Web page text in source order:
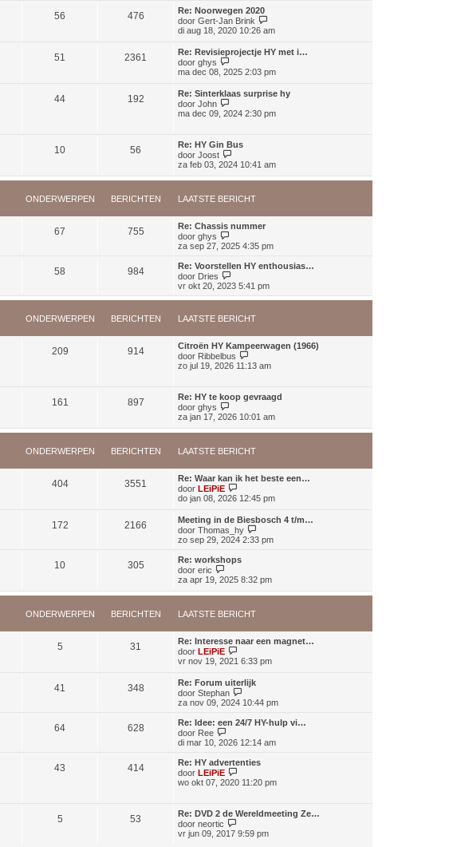
i
c
h
e
b
e
i
h
t
i
j
k
l
a
s
e
e
t
56 476
Re: Noorwegen 2020
door Gert-Jan Brink
e
i
j
l
a
s
r
c
di aug 18, 2020 10:26 am
51 2361
Re: Revisieprojectje HY met i…
door ghys
e
j
k
l
t
s
t
e
e
r
c
t
ma dec 08, 2025 2:03 pm
44 192
Re: Sinterklaas surprise hy
door John
e
j
k
l
a
a
s
e
b
r
c
t
ma dec 09, 2024 2:30 pm
10 56
Re: HY Gin Bus
door Joost
e
i
k
a
s
e
e
r
c
t
za feb 03, 2024 10:41 am
ONDERWERPEN BERICHTEN LAATSTE BERICHT
67 755
Re: Chassis nummer
door ghys
e
i
k
l
a
t
e
b
e
c
t
za sep 27, 2025 4:35 pm
58 984
Re: Voorstellen HY enthousias…
door Dries
e
i
k
a
t
s
b
r
i
h
t
vr okt 20, 2023 5:41 pm
ONDERWERPEN BERICHTEN LAATSTE BERICHT
209 914
Citroën HY Kampeerwagen (1966)
door Ribbelbus
e
k
a
a
s
e
b
r
c
h
t
zo jul 19, 2026 11:13 am
161 897
Re: HY te koop gevraagd
door ghys
e
i
k
a
t
s
e
b
e
i
h
za jan 17, 2026 10:01 am
ONDERWERPEN BERICHTEN LAATSTE BERICHT
404 3551
Re: Waar kan ik het beste een…
door LEiPiE
e
i
j
k
l
a
s
t
b
r
i
h
do jan 08, 2026 12:45 pm
172 2166
Meeting in de Biesbosch 4 t/m…
door Thomas_hy
e
k
k
a
t
e
e
h
zo sep 29, 2024 2:33 pm
10 305
Re: workshops
door eric
e
i
k
a
s
e
b
e
i
h
za apr 19, 2025 8:32 pm
ONDERWERPEN BERICHTEN LAATSTE BERICHT
5 31
Re: Interesse naar een magnet…
door LEiPiE
e
j
k
l
a
s
e
e
c
t
vr nov 19, 2021 6:33 pm
41 348
Re: Forum uiterlijk
door Stephan
e
i
k
l
a
a
t
s
b
r
za nov 09, 2024 10:44 pm
64 628
Re: Idee: een 24/7 HY-hulp vi…
door Ree
e
i
j
k
l
t
s
t
di mar 10, 2026 12:14 am
43 414
Re: HY advertenties
door LEiPiE
e
j
k
l
a
wo okt 07, 2020 11:20 pm
5 53
Re: DVD 2 de Wereldmeeting Ze…
door neortic
e
vr jun 09, 2017 9:59 pm